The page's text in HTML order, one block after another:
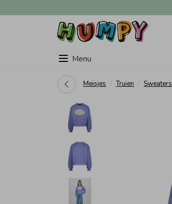
Menu
Meisjes Truien Sweaters